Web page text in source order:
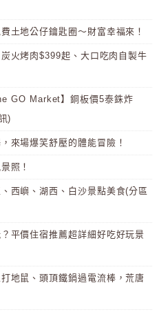
土地公仔鑰匙圈～財富幸福來！
火烤肉$399起、大口吃肉自製牛
GO Market】銅板價5泰銖炸
)
來場爆笑舒壓的體能冒險！
照！
西嶼、湖西、白沙景點美食(分區
平價住宿推薦超詳細好吃好玩景
地鼠、頭頂鐵鍋過電流棒，荒唐